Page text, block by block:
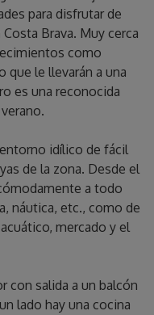
para disfrutar de
Brava. Muy cerca
como
le llevarán a una
es una reconocida
idílico de fácil
de la zona. Desde el
a todo
náutica, etc., como de
mercado y el
con salida a un balcón
lado hay una cocina